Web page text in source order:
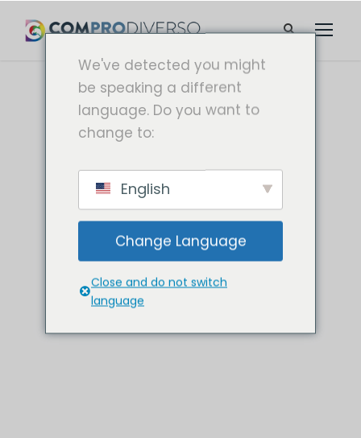
We've detected you might
be speaking a different
language. Do you want to
change to:
English
Change Language
Close and do not switch
language